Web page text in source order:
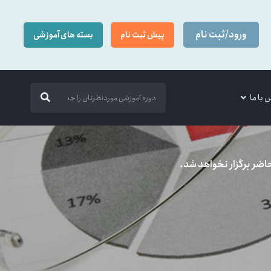
ورود/ثبت نام پیش ثبت نام بسته های آموزشی
با ما
برگزار نخواهد شد.